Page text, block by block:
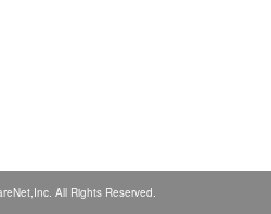
All Rights Reserved.